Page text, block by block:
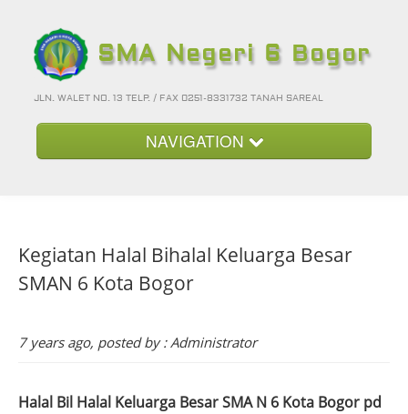
SMA Negeri 6 Bogor
JLN. WALET NO. 13 TELP. / FAX 0251-8331732 TANAH SAREAL
NAVIGATION
Album Foto
Foto-Foto Terbaru
Forum
Kegiatan Halal Bihalal Keluarga Besar
SMAN 6 Kota Bogor
7 years ago, posted by : Administrator
Halal Bil Halal Keluarga Besar SMA N 6 Kota Bogor pd